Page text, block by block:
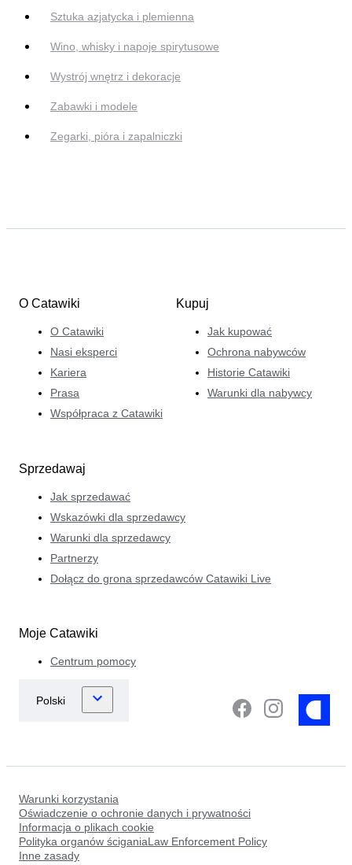
Sztuka azjatycka i plemienna
Wino, whisky i napoje spirytusowe
Wystrój wnętrz i dekoracje
Zabawki i modele
Zegarki, pióra i zapalniczki
O Catawiki
O Catawiki
Nasi eksperci
Kariera
Prasa
Współpraca z Catawiki
Kupuj
Jak kupować
Ochrona nabywców
Historie Catawiki
Warunki dla nabywcy
Sprzedawaj
Jak sprzedawać
Wskazówki dla sprzedawcy
Warunki dla sprzedawcy
Partnerzy
Dołącz do grona sprzedawców Catawiki Live
Moje Catawiki
Centrum pomocy
Warunki korzystania
Oświadczenie o ochronie danych i prywatności
Informacja o plikach cookie
Polityka organów ściganiaLaw Enforcement Policy
Inne zasady